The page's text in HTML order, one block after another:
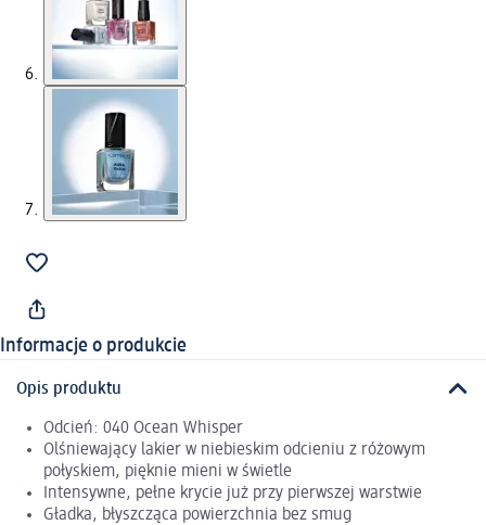
Informacje o produkcie
Opis produktu
Odcień: 040 Ocean Whisper
Olśniewający lakier w niebieskim odcieniu z różowym
połyskiem, pięknie mieni w świetle
Intensywne, pełne krycie już przy pierwszej warstwie
Gładka, błyszcząca powierzchnia bez smug